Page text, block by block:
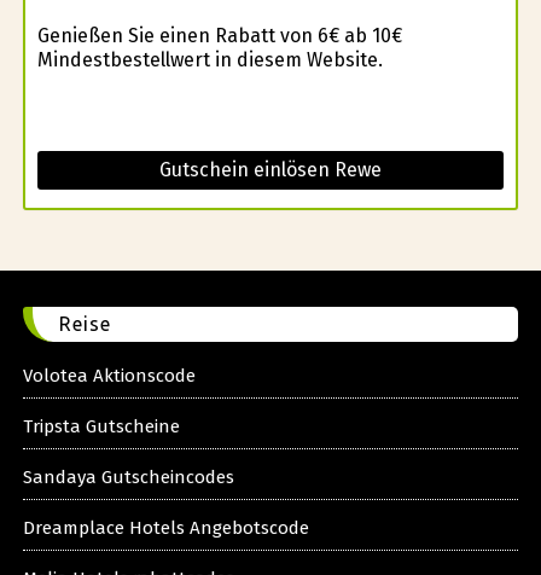
Genießen Sie einen Rabatt von 6€ ab 10€
Mindestbestellwert in diesem Website.
Gutschein einlösen Rewe
Reise
Volotea Aktionscode
Tripsta Gutscheine
Sandaya Gutscheincodes
Dreamplace Hotels Angebotscode